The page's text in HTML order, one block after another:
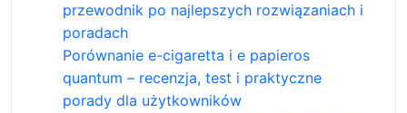
przewodnik po najlepszych rozwiązaniach i
poradach
Porównanie e-cigaretta i e papieros
quantum – recenzja, test i praktyczne
porady dla użytkowników